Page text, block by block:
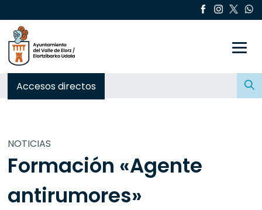
Accesos directos
Buscar:
NOTICIAS
Formación «Agente
antirumores»